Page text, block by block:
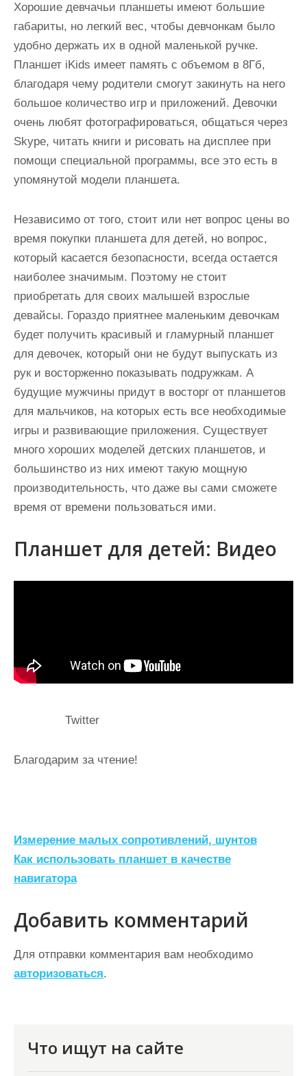
Хорошие девчачьи планшеты имеют большие
габариты, но легкий вес, чтобы девчонкам было
удобно держать их в одной маленькой ручке.
Планшет iKids имеет память с объемом в 8Гб,
благодаря чему родители смогут закинуть на него
большое количество игр и приложений. Девочки
очень любят фотографироваться, общаться через
Skype, читать книги и рисовать на дисплее при
помощи специальной программы, все это есть в
упомянутой модели планшета.
Независимо от того, стоит или нет вопрос цены во
время покупки планшета для детей, но вопрос,
который касается безопасности, всегда остается
наиболее значимым. Поэтому не стоит
приобретать для своих малышей взрослые
девайсы. Гораздо приятнее маленьким девочкам
будет получить красивый и гламурный планшет
для девочек, который они не будут выпускать из
рук и восторженно показывать подружкам. А
будущие мужчины придут в восторг от планшетов
для мальчиков, на которых есть все необходимые
игры и развивающие приложения. Существует
много хороших моделей детских планшетов, и
большинство из них имеют такую мощную
производительность, что даже вы сами сможете
время от времени пользоваться ими.
Планшет для детей: Видео
Twitter
Благодарим за чтение!
Н
а
в
и
г
а
ц
Измерение малых сопротивлений, шунтов
Как использовать планшет в качестве
навигатора
Добавить комментарий
Для отправки комментария вам необходимо
авторизоваться.
Что ищут на сайте